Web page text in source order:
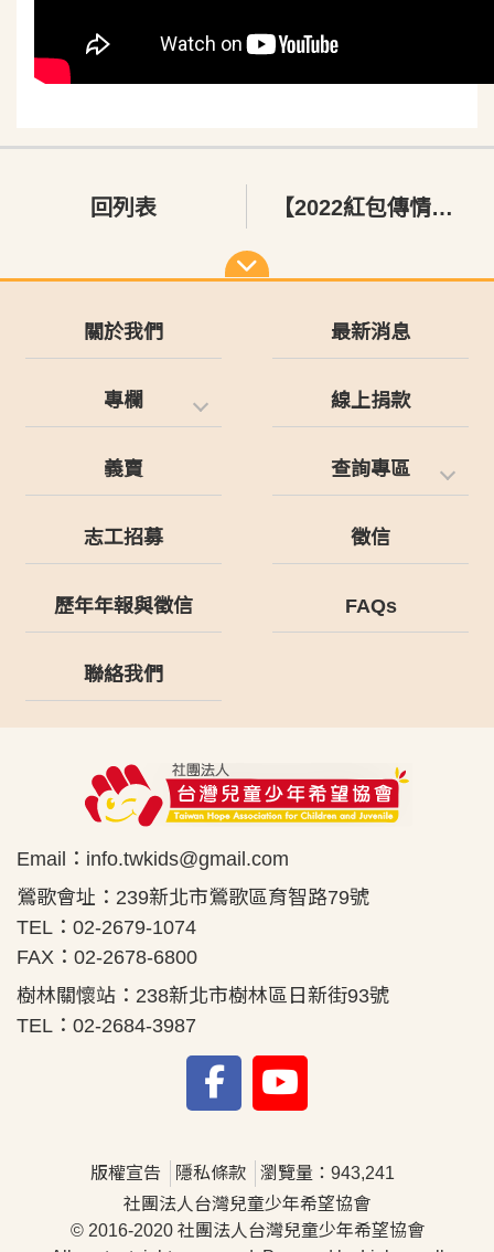
回列表 【2022紅包傳情．虎三寶】花絮
關於我們 最新消息
專欄 線上捐款
義賣 查詢專區
志工招募 徵信
歷年年報與徵信 FAQs
聯絡我們
Email： info.twkids@gmail.com
鶯歌會址：239新北市鶯歌區育智路79號
TEL：02-2679-1074
FAX：02-2678-6800
樹林關懷站：238新北市樹林區日新街93號
TEL：02-2684-3987
版權宣告 隱私條款
瀏覽量：943,241
社團法人台灣兒童少年希望協會
© 2016-2020 社團法人台灣兒童少年希望協會